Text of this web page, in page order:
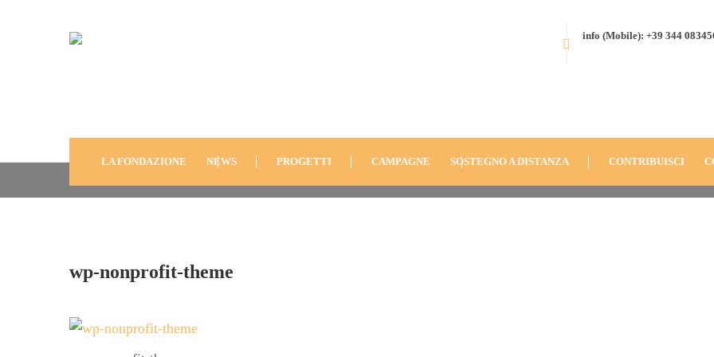
info (Mobile): +39 344
LA FONDAZIONE NEWS PROGETTI CAMPAGNE SOSTEGNO A DISTANZA CONTRIBUISCI
wp-nonprofit-theme